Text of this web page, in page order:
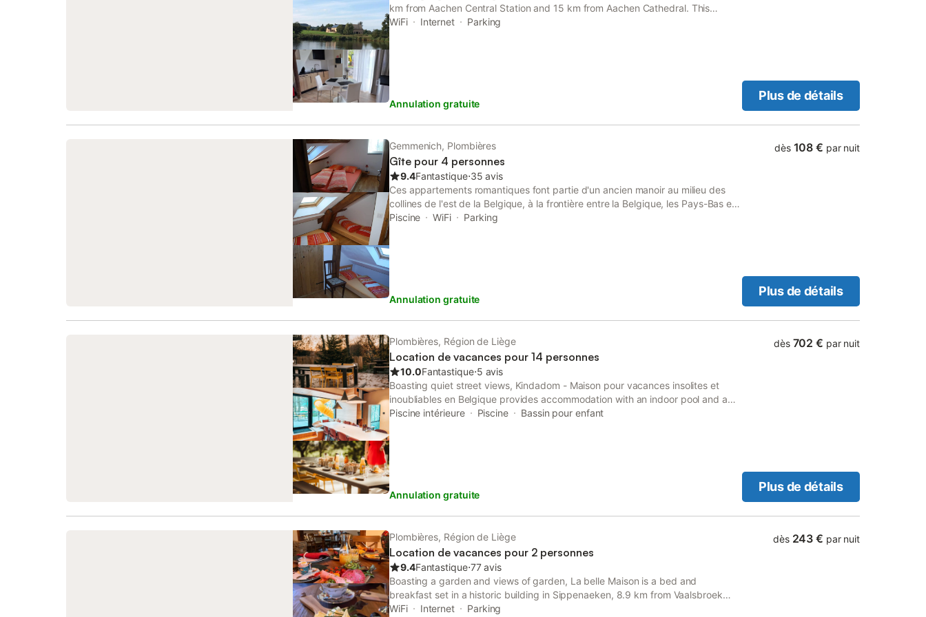
km from Aachen Central Station and 15 km from Aachen Cathedral. This
property offers access to a terrace, table tennis, free private parking and free
WiFi Internet Parking
Annulation gratuite
Plus de détails
Gemmenich, Plombières
Gîte pour 4 personnes
9.4Fantastique⋅35 avis
Ces appartements romantiques font partie d'un ancien manoir au milieu des
collines de l'est de la Belgique, à la frontière entre la Belgique, les Pays-Bas et
l'Allemagne. En plein air, vous trouverez la paix et la détente du stress
Piscine WiFi Parking
Annulation gratuite
dès 108 € par nuit
Plus de détails
Plombières, Région de Liège
Location de vacances pour 14 personnes
10.0Fantastique⋅5 avis
Boasting quiet street views, Kindadom - Maison pour vacances insolites et
inoubliables en Belgique provides accommodation with an indoor pool and a
balcony, around 8.9 km from Vaalsbroek Castle.
Piscine intérieure Piscine Bassin pour enfant
Annulation gratuite
dès 702 € par nuit
Plus de détails
Plombières, Région de Liège
Location de vacances pour 2 personnes
9.4Fantastique⋅77 avis
Boasting a garden and views of garden, La belle Maison is a bed and
breakfast set in a historic building in Sippenaeken, 8.9 km from Vaalsbroek
Castle. Featuring a housekeeping service, this property also provides guests
WiFi Internet Parking
dès 243 € par nuit